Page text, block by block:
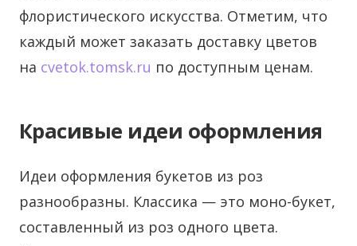
флористического искусства. Отметим, что
каждый может заказать доставку цветов
на cvetok.tomsk.ru по доступным ценам.
Красивые идеи оформления
Идеи оформления букетов из роз
разнообразны. Классика — это моно-букет,
составленный из роз одного цвета.